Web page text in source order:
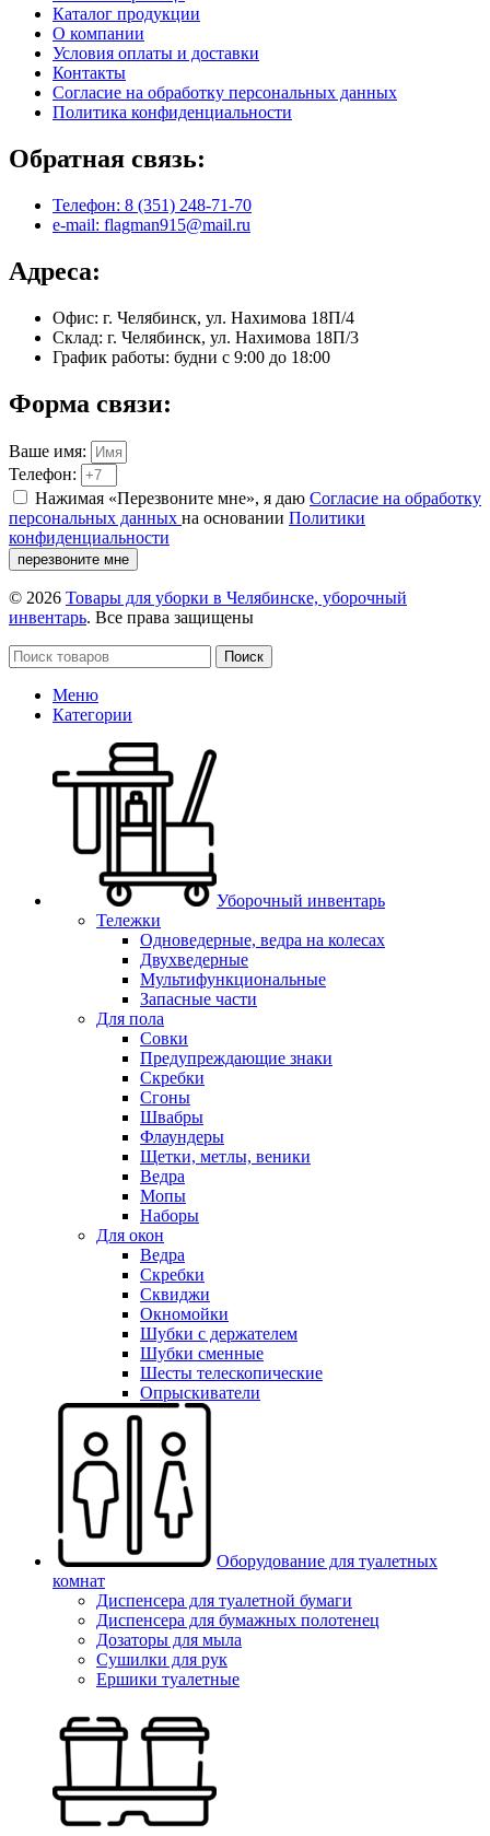
Каталог продукции
О компании
Условия оплаты и доставки
Контакты
Согласие на обработку персональных данных
Политика конфиденциальности
Обратная связь:
Телефон: 8 (351) 248-71-70
e-mail: flagman915@mail.ru
Адреса:
Офис: г. Челябинск, ул. Нахимова 18П/4
Склад: г. Челябинск, ул. Нахимова 18П/3
График работы: будни с 9:00 до 18:00
Форма связи:
Ваше имя:
Телефон:
Нажимая «Перезвоните мне», я даю Согласие на обработку
персональных данных на основании Политики
конфиденциальности
перезвоните мне
© 2026 Товары для уборки в Челябинске, уборочный
инвентарь. Все права защищены
Поиск
Меню
Категории
Уборочный инвентарь
Тележки
Одноведерные, ведра на колесах
Двухведерные
Мультифункциональные
Запасные части
Для пола
Совки
Предупреждающие знаки
Скребки
Сгоны
Швабры
Флаундеры
Щетки, метлы, веники
Ведра
Мопы
Наборы
Для окон
Ведра
Скребки
Сквиджи
Окномойки
Шубки с держателем
Шубки сменные
Шесты телескопические
Опрыскиватели
Оборудование для туалетных
комнат
Диспенсера для туалетной бумаги
Диспенсера для бумажных полотенец
Дозаторы для мыла
Сушилки для рук
Ершики туалетные